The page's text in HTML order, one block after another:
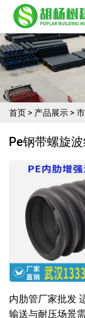
首页 > 产品展示 >
Pe钢带螺旋
内肋管厂家批发
输送与耐压场景